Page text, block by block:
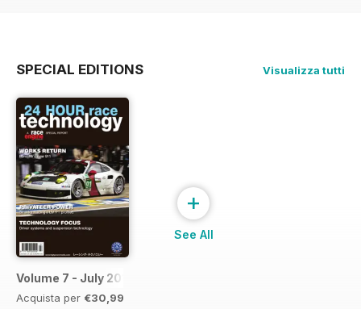
SPECIAL EDITIONS Visualizza tutti
Volume 7 - July 2013
Acquista per €30,99
+
See All